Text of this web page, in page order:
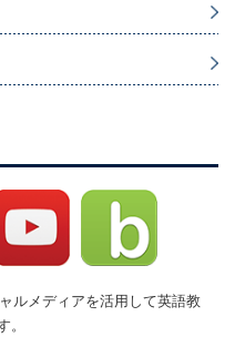
ルメディアを活用して英語教